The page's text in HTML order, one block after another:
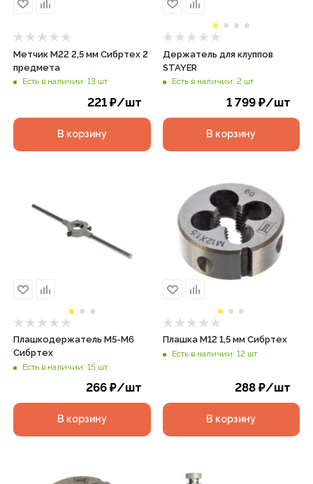
Метчик М22 2,5 мм Сибртех 2
предмета
Есть в наличии: 13 шт
221₽/шт
В корзину
Держатель для клуппов
STAYER
Есть в наличии: 2 шт
1 799 ₽/шт
В корзину
Плашкодержатель М5-М6
Сибртех
Есть в наличии: 15 шт
266₽/шт
В корзину
Плашка М12 1,5 мм Сибртех
Есть в наличии: 12 шт
288 ₽/шт
В корзину